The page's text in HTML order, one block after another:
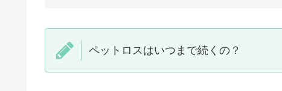
ペットロスはいつまで続くの？